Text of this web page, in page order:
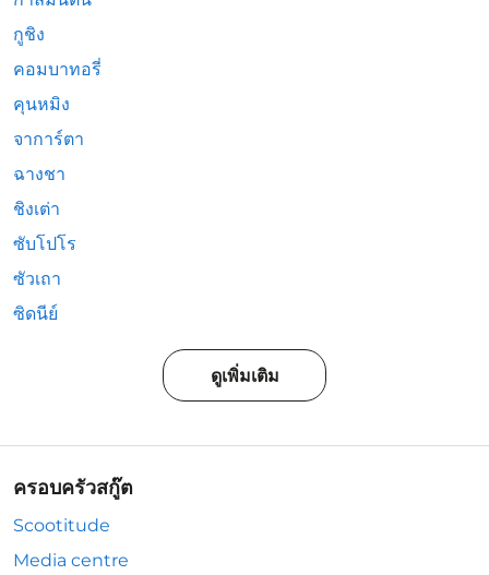
กูชิง
คอมบาทอรี่
คุนหมิง
จาการ์ตา
ฉางชา
ชิงเต่า
ซับโปโร
ซัวเถา
ซิดนีย์
ดูเพิ่มเติม
ครอบครัวสกู๊ต
Scootitude
Media centre